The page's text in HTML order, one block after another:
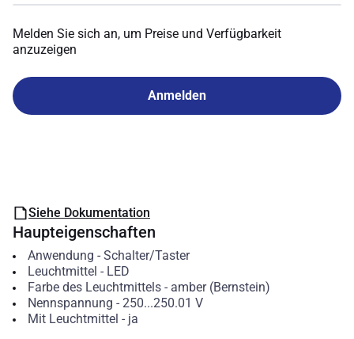
Melden Sie sich an, um Preise und Verfügbarkeit
anzuzeigen
Anmelden
Siehe Dokumentation
Haupteigenschaften
Anwendung - Schalter/Taster
Leuchtmittel - LED
Farbe des Leuchtmittels- amber (Bernstein)
Nennspannung - 250...250.01 V
Mit Leuchtmittel - ja